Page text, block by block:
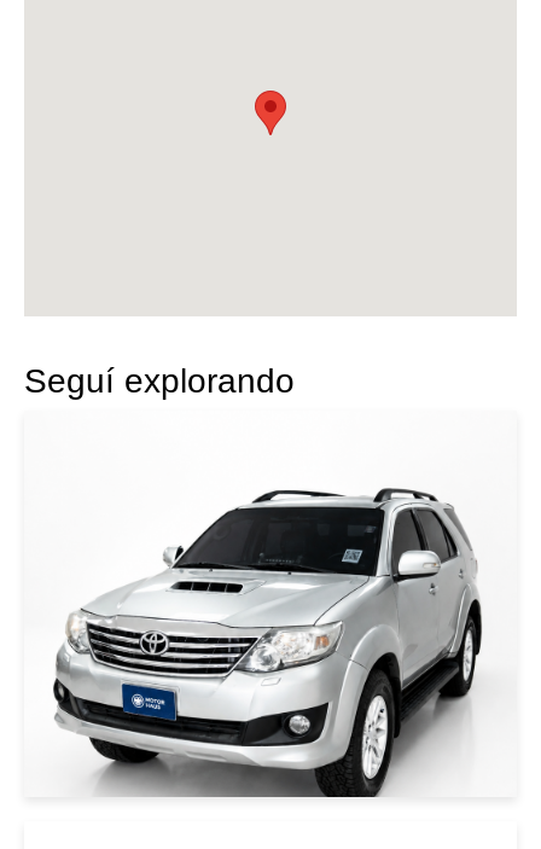
Seguí explorando
TOYOTA FORTUNER 2015
USD 28000